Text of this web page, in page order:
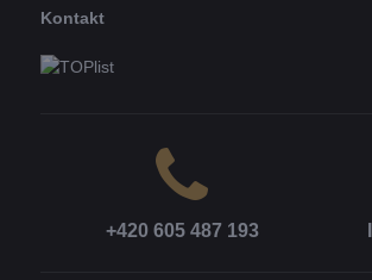
Kontakt
+420 605 487 193